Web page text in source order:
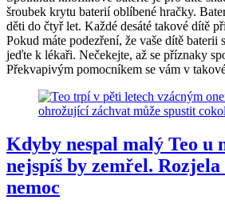
šroubek krytu baterií oblíbené hračky.
děti do čtyř let. Každé desáté takové dítě
Pokud máte podezření, že vaše dítě baterii
jeďte k lékaři. Nečekejte, až se příznaky
Překvapivým pomocníkem se vám v
Kdyby nespal malý Teo u
nejspíš by zemřel. Rozjela
nemoc